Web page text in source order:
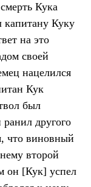
Кука
Куку
на это
своей
нацелился
Кук
был
другого
что виновный
второй
он [Кук] успел